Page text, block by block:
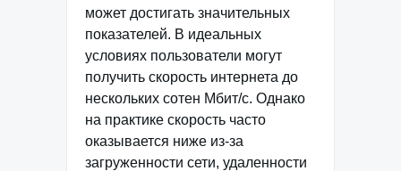
может достигать значительных
показателей. В идеальных
условиях пользователи могут
получить скорость интернета до
нескольких сотен Мбит/с. Однако
на практике скорость часто
оказывается ниже из-за
загруженности сети, удаленности